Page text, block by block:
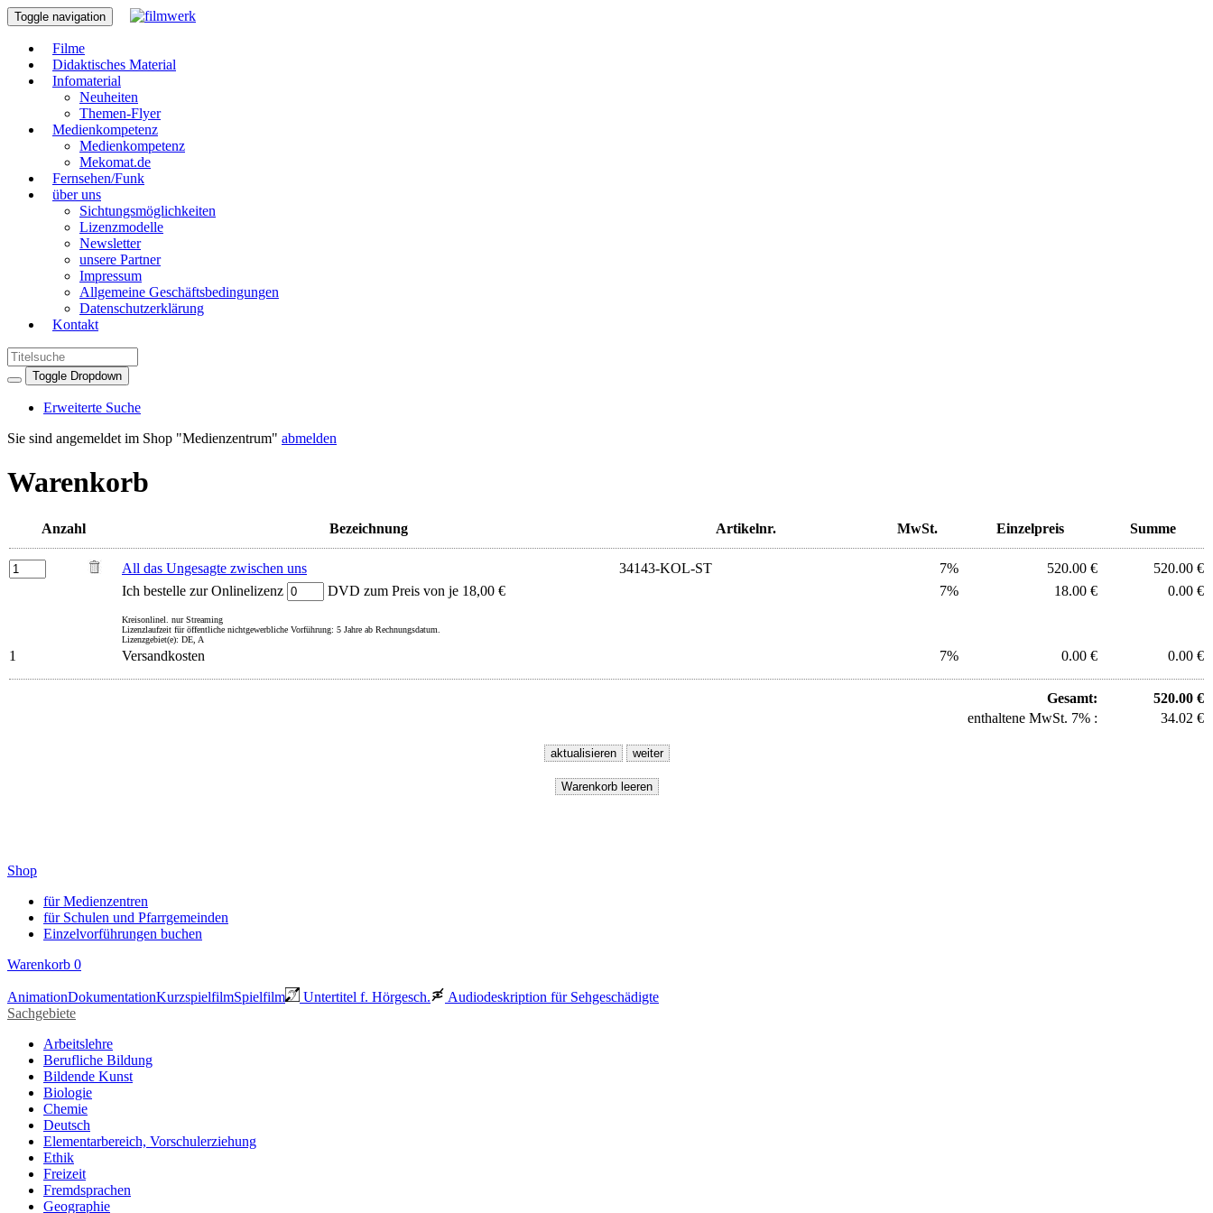
Toggle navigation
Filme
Didaktisches Material
Infomaterial
Neuheiten
Themen-Flyer
Medienkompetenz
Medienkompetenz
Mekomat.de
Fernsehen/Funk
über uns
Sichtungsmöglichkeiten
Lizenzmodelle
Newsletter
unsere Partner
Impressum
Allgemeine Geschäftsbedingungen
Datenschutzerklärung
Kontakt
Toggle Dropdown
Erweiterte Suche
Sie sind angemeldet im Shop "Medienzentrum" abmelden
Warenkorb
Anzahl Bezeichnung Artikelnr. MwSt. Einzelpreis Summe
All das Ungesagte zwischen uns 34143-KOL-ST 7% 520.00 €
520.00 €
Ich bestelle zur Onlinelizenz
DVD zum Preis von je 18,00 € 7% 18.00 € 0.00 €
Kreisonlinel. nur Streaming
Lizenzlaufzeit für öffentliche nichtgewerbliche Vorführung: 5 Jahre ab Rechnungsdatum.
Lizenzgebiet(e): DE, A
1 Versandkosten 7% 0.00 € 0.00 €
Gesamt:
520.00 €
enthaltene MwSt. 7% :
34.02 €
Shop
für Medienzentren
für Schulen und Pfarrgemeinden
Einzelvorführungen buchen
Warenkorb 0
AnimationDokumentationKurzspielfilmSpielfilm Untertitel f. Hörgesch.
Audiodeskription für Sehgeschädigte
Sachgebiete
Arbeitslehre
Berufliche Bildung
Bildende Kunst
Biologie
Chemie
Deutsch
Elementarbereich, Vorschulerziehung
Ethik
Freizeit
Fremdsprachen
Geographie